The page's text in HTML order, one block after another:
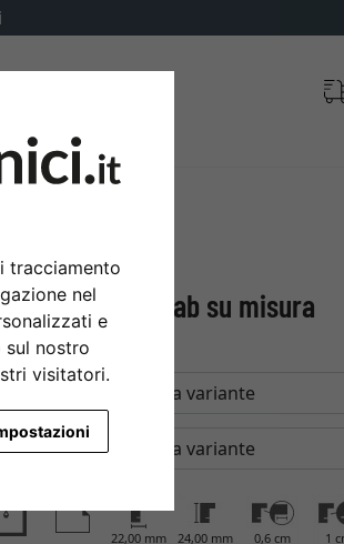
tracciamento
nel
e
sul nostro
visitatori.
esclusiva Shab su misura
22,00 mm 24,00 mm 0,6 cm 1